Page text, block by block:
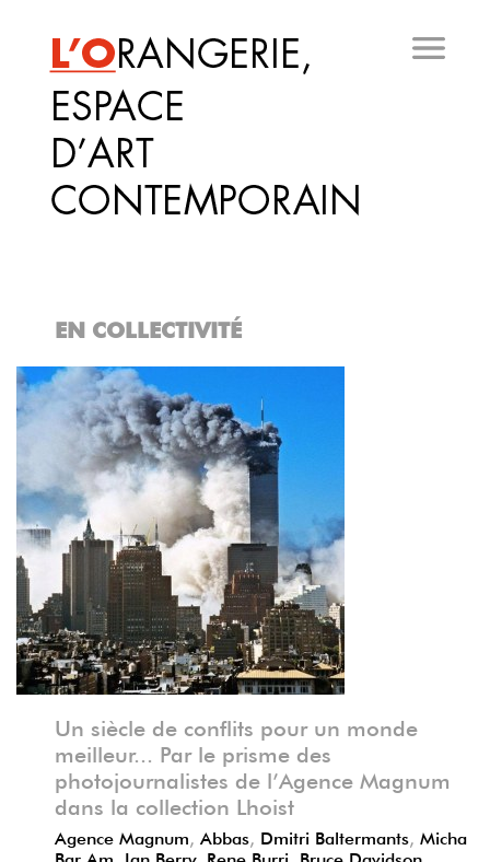
principal
EN COLLECTIVITÉ
Un siècle de conflits pour un monde
meilleur... Par le prisme des
photojournalistes de l’Agence Magnum
dans la collection Lhoist
Agence Magnum Abbas Dmitri Baltermants Micha
Bar Am Ian Berry, Rene Burri Bruce Davidson